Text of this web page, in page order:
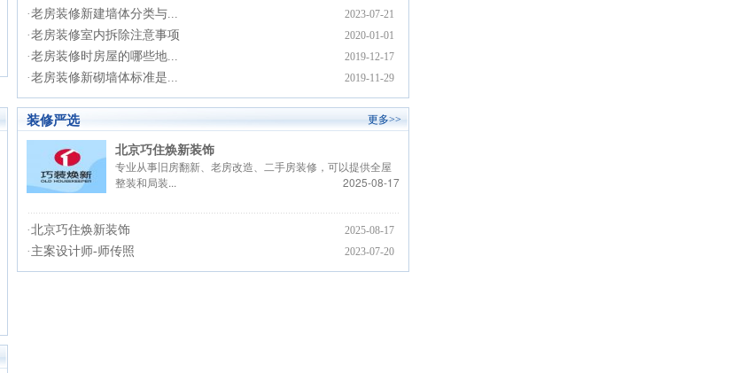
·老房装修新建墙体分类与... 2023-07-21
·老房装修室内拆除注意事项 2020-01-01
·老房装修时房屋的哪些地... 2019-12-17
·老房装修新砌墙体标准是... 2019-11-29
装修严选 更多>>
北京巧住焕新装饰
专业从事旧房翻新、老房改造、二手房装修，可以提供全屋
整装和局装...
2025-08-17
·北京巧住焕新装饰 2025-08-17
· 主案设计师-师传照 2023-07-20